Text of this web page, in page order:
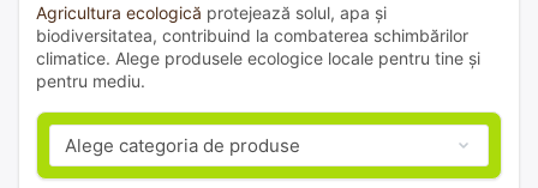
Agricultura ecologică protejează solul, apa și
biodiversitatea, contribuind la combaterea schimbărilor
climatice. Alege produsele ecologice locale pentru tine și
pentru mediu.